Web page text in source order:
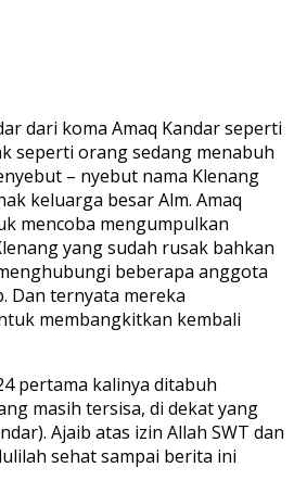
dari koma Amaq Kandar seperti
seperti orang sedang menabuh
– nyebut nama Klenang
keluarga besar Alm. Amaq
mencoba mengumpulkan
yang sudah rusak bahkan
beberapa anggota
Dan ternyata mereka
membangkitkan kembali
pertama kalinya ditabuh
masih tersisa, di dekat yang
Ajaib atas izin Allah SWT dan
sehat sampai berita ini